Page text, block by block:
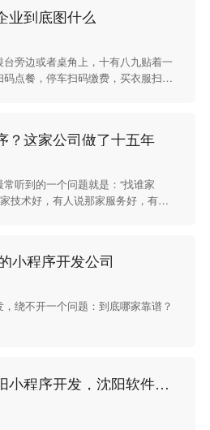
。小程序商城在这个时候出现，对
生意上的一块重要拼图。
业到底图什么
旁边或者桌角上，十有八九贴着一
点餐，停车扫码缴费，买衣服扫码
？这家公司做了十五年
听到的一个问题就是：“找谁家
技术好，有人说那家服务好，有人
小程序开发公司
绕不开一个问题：到底哪家靠谱？
沈阳启达传媒—沈阳小程序开发，沈阳软件开发